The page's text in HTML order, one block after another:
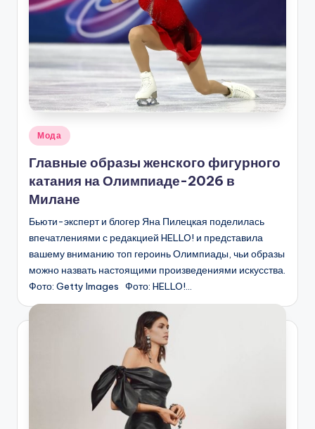
Опубликовано
Мода
Главные образы женского фигурного
катания на Олимпиаде-2026 в
Милане
Бьюти-эксперт и блогер Яна Пилецкая поделилась
впечатлениями с редакцией HELLO! и представила
вашему вниманию топ героинь Олимпиады, чьи образы
можно назвать настоящими произведениями искусства.
Фото: Getty Images Фото: HELLO!…